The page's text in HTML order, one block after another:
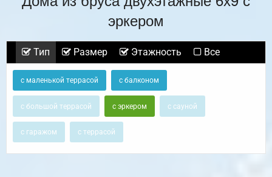
эркером
Тип Размер Этажность Все
с маленькой террасой с балконом
с большой террасой с эркером с сауной
с гаражом с террасой